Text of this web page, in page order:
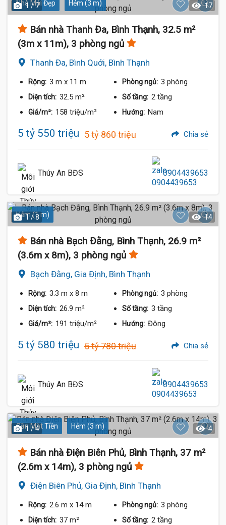
Nhà Mới Đẹp Hẻm (3 m)
1 / 7 17
Bán nhà Thanh Đa, Bình Thạnh, 32.5 m²
(3m x 11m), 3 phòng ngủ
Thanh Đa, Bình Quới, Bình Thạnh
Rộng: 3 m x 11 m Phòng ngủ: 3 phòng
Diện tích: 32.5 m² Số tầng: 2 tầng
Giá/m²: 158 triệu/m² Hướng: Nam
5 tỷ 550 triệu 5 tỷ 860 triệu Chia sẻ
Thúy An BĐS 0904439653
Hẻm (1 m)
1 / 8 14
Bán nhà Bạch Đằng, Bình Thạnh, 26.9 m²
(3.6m x 8m), 3 phòng ngủ
Bạch Đằng, Gia Định, Bình Thạnh
Rộng: 3.3 m x 8 m Phòng ngủ: 3 phòng
Diện tích: 26.9 m² Số tầng: 3 tầng
Giá/m²: 191 triệu/m² Hướng: Đông
5 tỷ 580 triệu 5 tỷ 780 triệu Chia sẻ
Thúy An BĐS 0904439653
Gần Mặt Tiền Hẻm (3 m)
1 / 4 4
Bán nhà Điện Biên Phủ, Bình Thạnh, 37 m²
(2.6m x 14m), 3 phòng ngủ
Điện Biên Phủ, Gia Định, Bình Thạnh
Rộng: 2.6 m x 14 m Phòng ngủ: 3 phòng
Diện tích: 37 m² Số tầng: 2 tầng